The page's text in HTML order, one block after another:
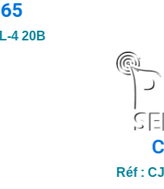
4 20B
Réf :